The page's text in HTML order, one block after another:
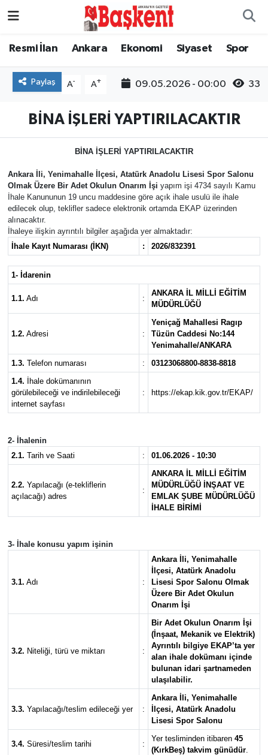
Resmi İlan Ankara Ekonomi Siyaset Spor
Paylaş A- A+ 09.05.2026 - 00:00 33
BİNA İŞLERİ YAPTIRILACAKTIR
BİNA İŞLERİ YAPTIRILACAKTIR
Ankara İli, Yenimahalle İlçesi, Atatürk Anadolu Lisesi Spor Salonu
Olmak Üzere Bir Adet Okulun Onarım İşi yapım işi 4734 sayılı Kamu
İhale Kanununun 19 uncu maddesine göre açık ihale usulü ile ihale
edilecek olup, teklifler sadece elektronik ortamda EKAP üzerinden
alınacaktır.
İhaleye ilişkin ayrıntılı bilgiler aşağıda yer almaktadır:
İhale Kayıt Numarası (İKN)
: 2026/832391
1- İdarenin
1.1. Adı :
ANKARA İL MİLLİ EĞİTİM
MÜDÜRLÜĞÜ
1.2. Adresi :
Yeniçağ Mahallesi Ragıp
Tüzün Caddesi No:144
Yenimahalle/ANKARA
1.3. Telefon numarası :
03123068800-8838-8818
1.4. İhale dokümanının
görülebileceği ve indirilebileceği
internet sayfası
: https://ekap.kik.gov.tr/EKAP/
2- İhalenin
2.1. Tarih ve Saati : 01.06.2026 - 10:30
2.2. Yapılacağı (e-tekliflerin
açılacağı) adres
:
ANKARA İL MİLLİ EĞİTİM
MÜDÜRLÜĞÜ İNŞAAT VE
EMLAK ŞUBE MÜDÜRLÜĞÜ
İHALE BİRİMİ
3- İhale konusu yapım işinin
3.1. Adı :
Ankara İli, Yenimahalle
İlçesi, Atatürk Anadolu
Lisesi Spor Salonu Olmak
Üzere Bir Adet Okulun
Onarım İşi
3.2. Niteliği, türü ve miktarı :
Bir Adet Okulun Onarım İşi
(İnşaat, Mekanik ve Elektrik)
Ayrıntılı bilgiye EKAP’ta yer
alan ihale dokümanı içinde
bulunan idari şartnameden
ulaşılabilir.
3.3. Yapılacağı/teslim edileceği yer :
Ankara İli, Yenimahalle
İlçesi, Atatürk Anadolu
Lisesi Spor Salonu
3.4. Süresi/teslim tarihi :
Yer tesliminden itibaren 45
(KırkBeş) takvim günüdür.
Ankara
Dünya
Eğitim
Ekonomi
Genel
Özel Haber
Resmi İlan
Sağlık
Spor
Nöbetçi Eczaneler
Trafik Durumu
Süper Lig Puan Durumu ve Fikstür
Tüm Manşetler
Son Dakika Haberleri